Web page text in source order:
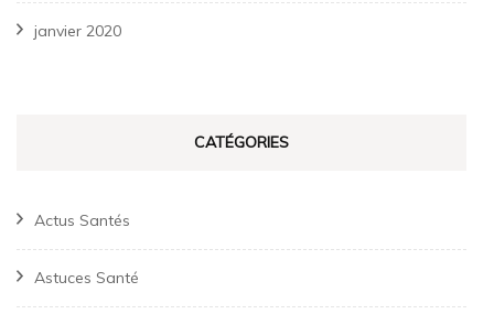
janvier 2020
CATÉGORIES
Actus Santés
Astuces Santé